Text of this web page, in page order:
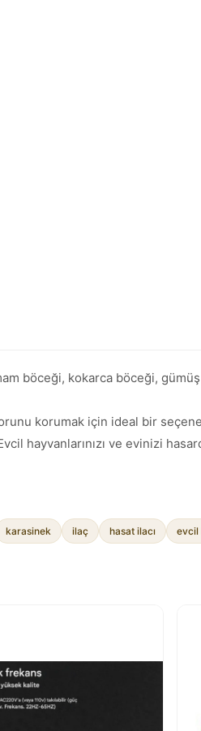
böceği, kokarca böceği,
korumak için ideal bir
hayvanlarınızı ve evinizi
karasinek ilaç hasat ilacı evcil